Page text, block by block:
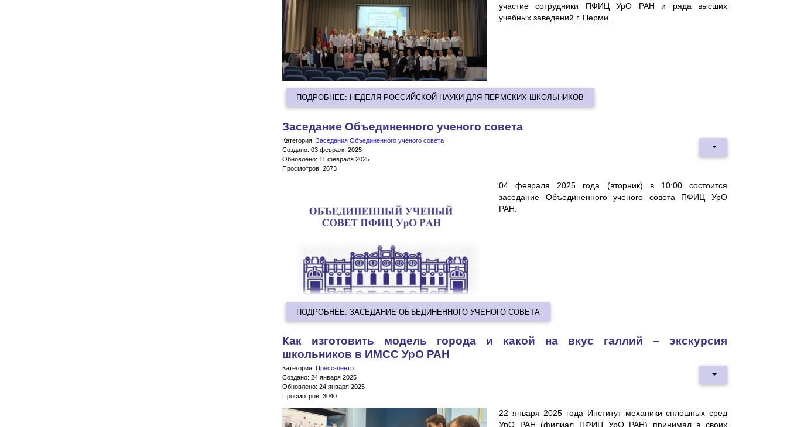
участие сотрудники ПФИЦ УрО РАН и ряда высших
учебных заведений г. Перми.
ПОДРОБНЕЕ: НЕДЕЛЯ РОССИЙСКОЙ НАУКИ ДЛЯ ПЕРМСКИХ ШКОЛЬНИКОВ
Заседание Объединенного ученого совета
Категория: Заседания Объединенного ученого совета
Создано: 03 февраля 2025
Обновлено: 11 февраля 2025
Просмотров: 2673
04 февраля 2025 года (вторник) в 10:00 состоится
заседание Объединенного ученого совета ПФИЦ УрО
РАН.
ПОДРОБНЕЕ: ЗАСЕДАНИЕ ОБЪЕДИНЕННОГО УЧЕНОГО СОВЕТА
Как изготовить модель города и какой на вкус галлий – экскурсия
школьников в ИМСС УрО РАН
Категория: Пресс-центр
Создано: 24 января 2025
Обновлено: 24 января 2025
Просмотров: 3040
22 января 2025 года Институт механики сплошных сред
УрО РАН (филиал ПФИЦ УрО РАН) принимал в своих